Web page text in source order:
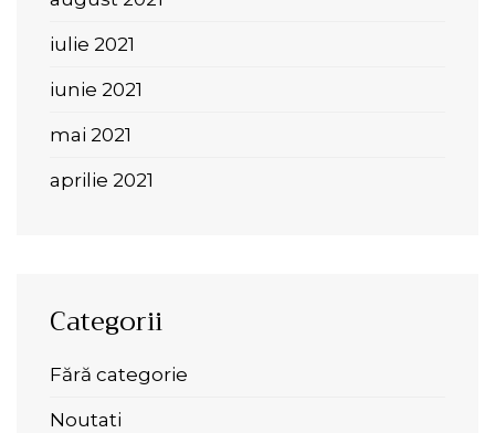
iulie 2021
iunie 2021
mai 2021
aprilie 2021
Categorii
Fără categorie
Noutati